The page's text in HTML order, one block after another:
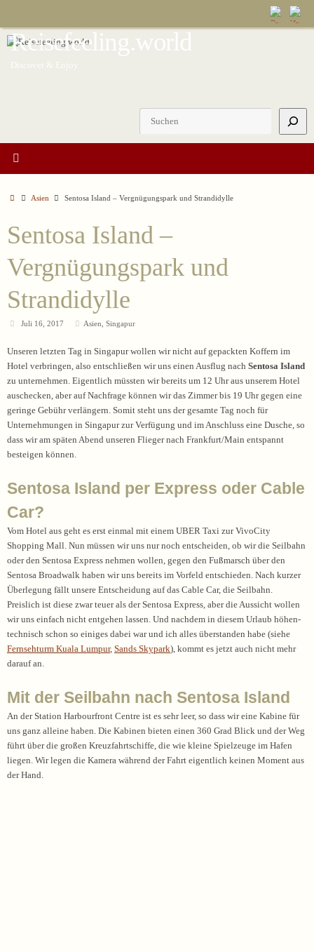
springen
Reisefeeling.world
Discover & Enjoy
StartAsien Sentosa Island – Vergnügungspark und Strandidylle
Sentosa Island –
Vergnügungspark und
Strandidylle
Juli 16, 2017 Asien ,Singapur
Unseren letzten Tag in Singapur wollen wir nicht auf gepackten Koffern im
Hotel verbringen, also entschließen wir uns einen Ausflug nach Sentosa Island
zu unternehmen. Eigentlich müssten wir bereits um 12 Uhr aus unserem Hotel
auschecken, aber auf Nachfrage können wir das Zimmer bis 19 Uhr gegen eine
geringe Gebühr verlängern. Somit steht uns der gesamte Tag noch für
Unternehmungen in Singapur zur Verfügung und im Anschluss eine Dusche, so
dass wir am späten Abend unseren Flieger nach Frankfurt/Main entspannt
besteigen können.
Sentosa Island per Express oder Cable
Car?
Vom Hotel aus geht es erst einmal mit einem UBER Taxi zur VivoCity
Shopping Mall. Nun müssen wir uns nur noch entscheiden, ob wir die Seilbahn
oder den Sentosa Express nehmen wollen, gegen den Fußmarsch über den
Sentosa Broadwalk haben wir uns bereits im Vorfeld entschieden. Nach kurzer
Überlegung fällt unsere Entscheidung auf das Cable Car, die Seilbahn.
Preislich ist diese zwar teuer als der Sentosa Express, aber die Aussicht wollen
wir uns einfach nicht entgehen lassen. Und nachdem in diesem Urlaub höhen-
technisch schon so einiges dabei war und ich alles überstanden habe (siehe
Fernsehturm Kuala Lumpur, Sands Skypark), kommt es jetzt auch nicht mehr
darauf an.
Mit der Seilbahn nach Sentosa Island
An der Station Harbourfront Centre ist es sehr leer, so dass wir eine Kabine für
uns ganz alleine haben. Die Kabinen bieten einen 360 Grad Blick und der Weg
führt über die großen Kreuzfahrtschiffe, die wie kleine Spielzeuge im Hafen
liegen. Wir legen die Kamera während der Fahrt eigentlich keinen Moment aus
der Hand.